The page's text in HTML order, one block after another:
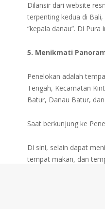
Dilansir dari website
terpenting kedua di
“kepala danau”. Di
5. Menikmati
Penelokan adalah
Tengah, Kecamatan
Batur, Danau Batur,
Saat berkunjung ke
Di sini, selain dapat
tempat makan, dan